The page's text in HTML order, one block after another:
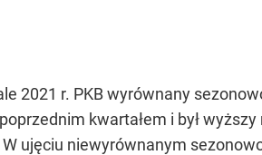
2021 r. PKB wyrównany
kwartałem i był
ujęciu niewyrównanym